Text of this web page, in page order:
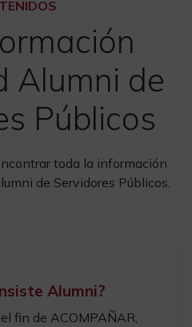
Alumni de
Públicos
toda la información
de Servidores Públicos.
Alumni?
fin de ACOMPAÑAR,